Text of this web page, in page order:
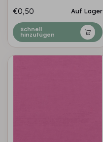
€0,50 Auf Lager
Schnell
hinzufügen